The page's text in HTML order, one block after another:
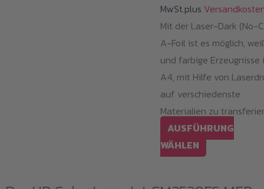
MwSt.plus
Mit der Laser-Dark (No-
A-Foil ist es möglich,
und farbige Erzeugnisse
A4, mit Hilfe von
auf verschiedenste
Materialien zu
AUSFÜHRUNG
WÄHLEN